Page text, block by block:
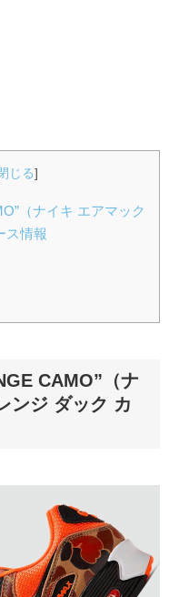
じる]
（ナイキ エアマック
ス情報
CAMO”（ナ
ンジ ダック カ